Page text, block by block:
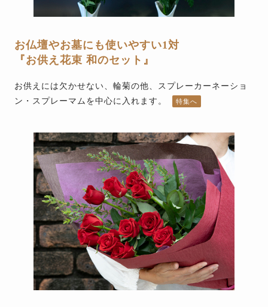
お仏壇やお墓にも使いやすい1対
『お供え花束 和のセット』
お供えには欠かせない、輪菊の他、スプレーカーネーショ
ン・スプレーマムを中心に入れます。